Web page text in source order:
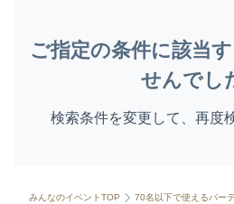
ご指定の条件に該当
せんでし
検索条件を変更して、再度
みんなのイベントTOP
70名以下で使えるパー